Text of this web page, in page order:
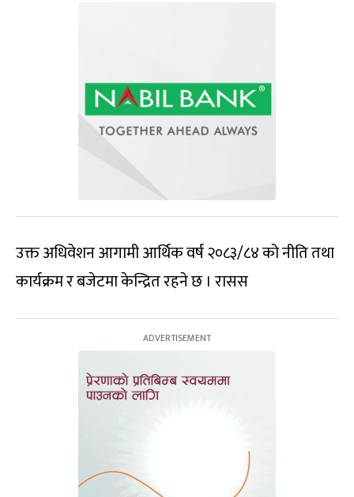
उक्त अधिवेशन आगामी आर्थिक वर्ष २०८३/८४ को नीति तथा
कार्यक्रम र बजेटमा केन्द्रित रहने छ । रासस